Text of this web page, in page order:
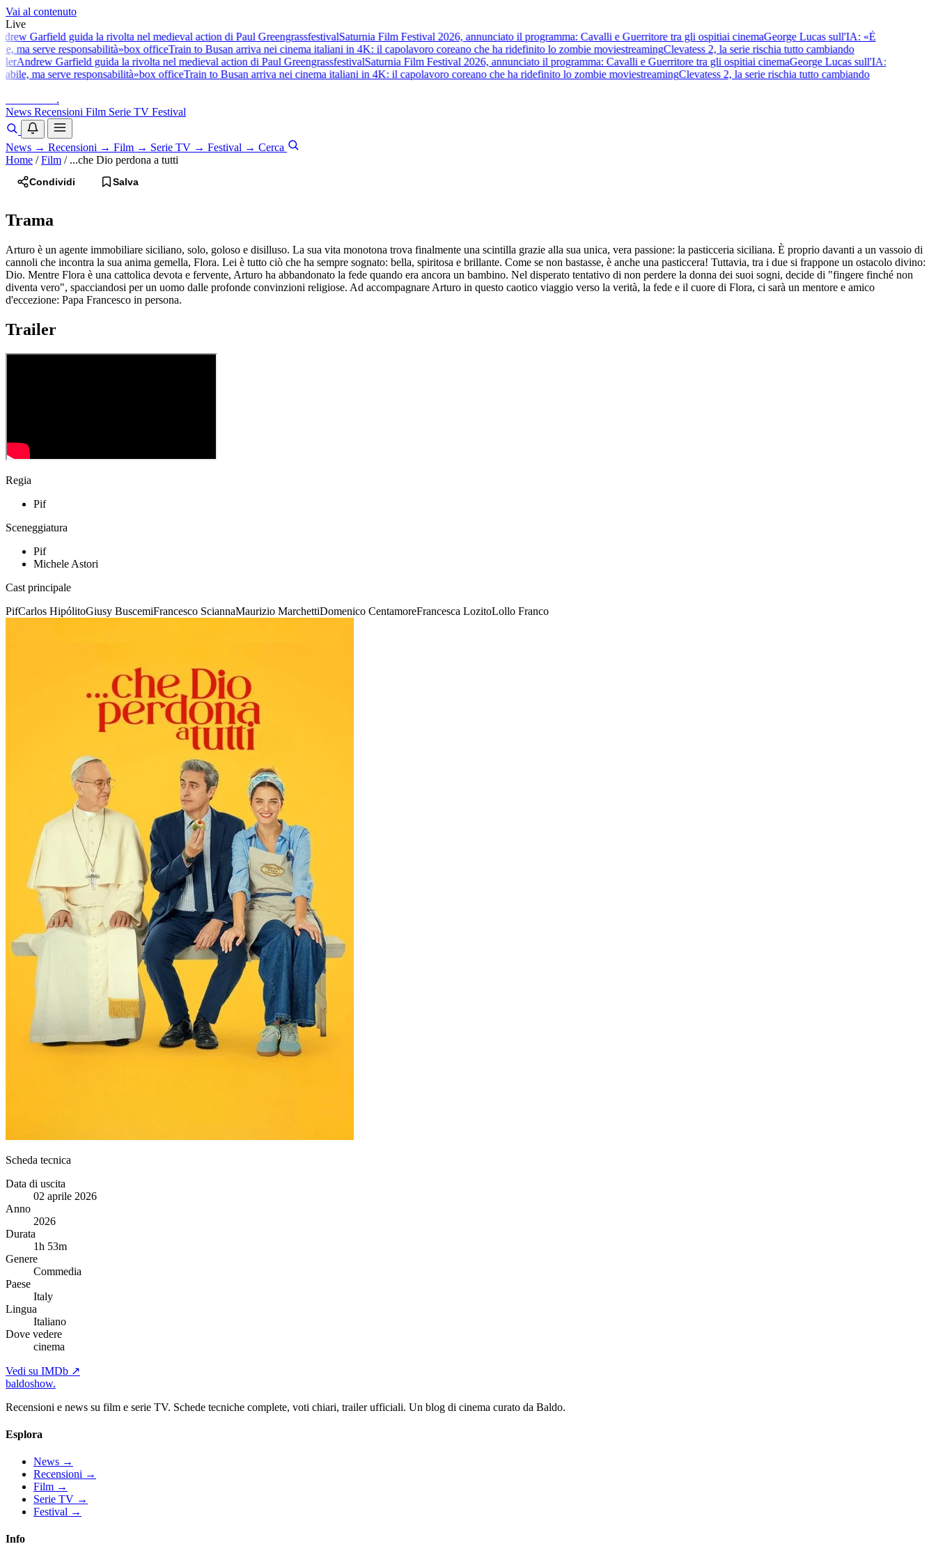
Vai al contenuto
Live
Garfield guida la rivolta nel medieval action di Paul GreengrassfestivalSaturnia Film Festival 2026, annunciato il programma: Cavalli e Guerritore tra gli ospitiai cinemaGeorge Lucas sull'IA: «È
ma serve responsabilità»box officeTrain to Busan arriva nei cinema italiani in 4K: il capolavoro coreano che ha ridefinito lo zombie moviestreamingClevatess 2, la serie rischia tutto cambiando
Andrew Garfield guida la rivolta nel medieval action di Paul GreengrassfestivalSaturnia Film Festival 2026, annunciato il programma: Cavalli e Guerritore tra gli ospitiai cinemaGeorge Lucas sull'IA:
ma serve responsabilità»box officeTrain to Busan arriva nei cinema italiani in 4K: il capolavoro coreano che ha ridefinito lo zombie moviestreamingClevatess 2, la serie rischia tutto cambiando
.
News Recensioni Film Serie TV Festival
News → Recensioni → Film → Serie TV → Festival → Cerca
Home / Film / ...che Dio perdona a tutti
Condividi Salva
Trama
Arturo è un agente immobiliare siciliano, solo, goloso e disilluso. La sua vita monotona trova finalmente una scintilla grazie alla sua unica, vera passione: la pasticceria siciliana. È proprio davanti a un vassoio di
cannoli che incontra la sua anima gemella, Flora. Lei è tutto ciò che ha sempre sognato: bella, spiritosa e brillante. Come se non bastasse, è anche una pasticcera! Tuttavia, tra i due si frappone un ostacolo divino:
Dio. Mentre Flora è una cattolica devota e fervente, Arturo ha abbandonato la fede quando era ancora un bambino. Nel disperato tentativo di non perdere la donna dei suoi sogni, decide di "fingere finché non
diventa vero", spacciandosi per un uomo dalle profonde convinzioni religiose. Ad accompagnare Arturo in questo caotico viaggio verso la verità, la fede e il cuore di Flora, ci sarà un mentore e amico
d'eccezione: Papa Francesco in persona.
Trailer
Regia
Pif
Sceneggiatura
Pif
Michele Astori
Cast principale
PifCarlos HipólitoGiusy BuscemiFrancesco SciannaMaurizio MarchettiDomenico CentamoreFrancesca LozitoLollo Franco
Scheda tecnica
Data di uscita
02 aprile 2026
Anno
2026
Durata
1h 53m
Genere
Commedia
Paese
Italy
Lingua
Italiano
Dove vedere
cinema
Vedi su IMDb ↗
baldoshow.
Recensioni e news su film e serie TV. Schede tecniche complete, voti chiari, trailer ufficiali. Un blog di cinema curato da Baldo.
Esplora
News →
Recensioni →
Film →
Serie TV →
Festival →
Info